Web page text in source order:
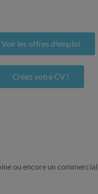
Voir les offres d'emploi
Créez votre CV !
ou encore un commercial